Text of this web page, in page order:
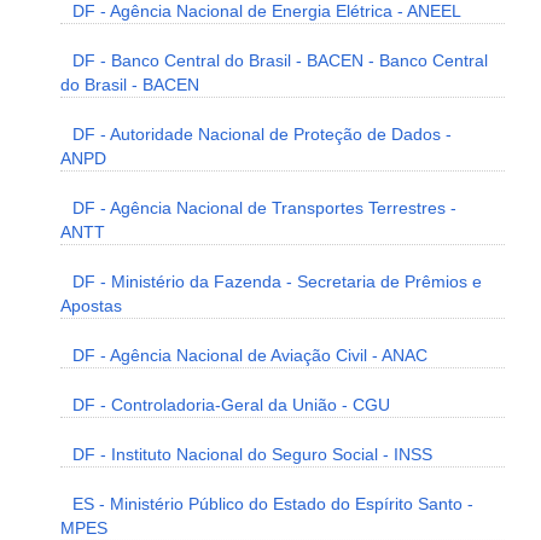
DF - Agência Nacional de Energia Elétrica - ANEEL
DF - Banco Central do Brasil - BACEN - Banco Central
do Brasil - BACEN
DF - Autoridade Nacional de Proteção de Dados -
ANPD
DF - Agência Nacional de Transportes Terrestres -
ANTT
DF - Ministério da Fazenda - Secretaria de Prêmios e
Apostas
DF - Agência Nacional de Aviação Civil - ANAC
DF - Controladoria-Geral da União - CGU
DF - Instituto Nacional do Seguro Social - INSS
ES - Ministério Público do Estado do Espírito Santo -
MPES